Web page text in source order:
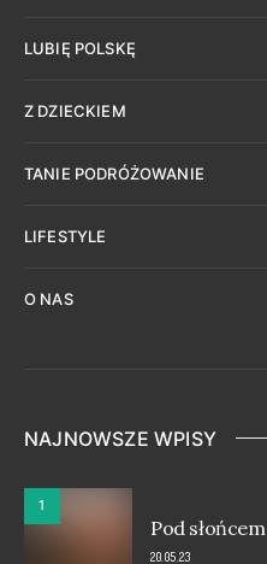
LUBIĘ POLSKĘ
Z DZIECKIEM
TANIE PODRÓŻOWANIE
LIFESTYLE
O NAS
NAJNOWSZE WPISY
1
Pod
20.05.23